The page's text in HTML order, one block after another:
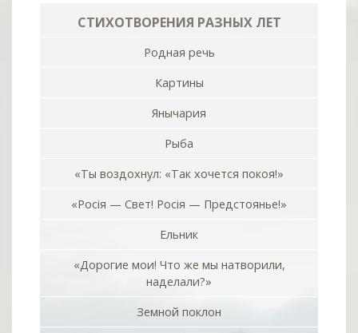
СТИХОТВОРЕНИЯ РАЗНЫХ ЛЕТ
Родная речь
Картины
Янычария
Рыба
«Ты воздохнул: «Так хочется покоя!»
«Росiя — Свет! Росiя — Предстоянье!»
Ельник
«Дорогие мои! Что же мы натворили,
наделали?»
Земной поклон